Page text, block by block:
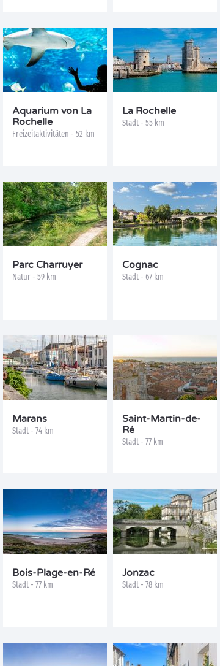
Aquarium von La
Rochelle
Freizeitaktivitäten - 52 km
La Rochelle
Stadt - 55 km
Parc Charruyer
Natur - 59 km
Cognac
Stadt - 67 km
Marans
Stadt - 74 km
Saint-Martin-de-
Ré
Stadt - 77 km
Bois-Plage-en-Ré
Stadt - 77 km
Jonzac
Stadt - 78 km